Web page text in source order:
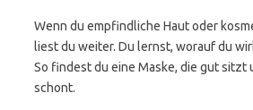
Wenn du empfindliche Haut oder
liest du weiter. Du lernst, worauf du
So findest du eine Maske, die gut sitzt
schont.